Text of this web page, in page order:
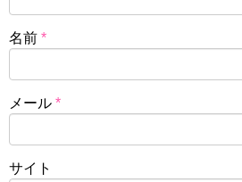
名前 *
メール *
サイト